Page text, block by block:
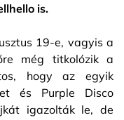
is.
19-e, vagyis a
még titkolózik a
hogy az egyik
és Purple Disco
igazolták le, de